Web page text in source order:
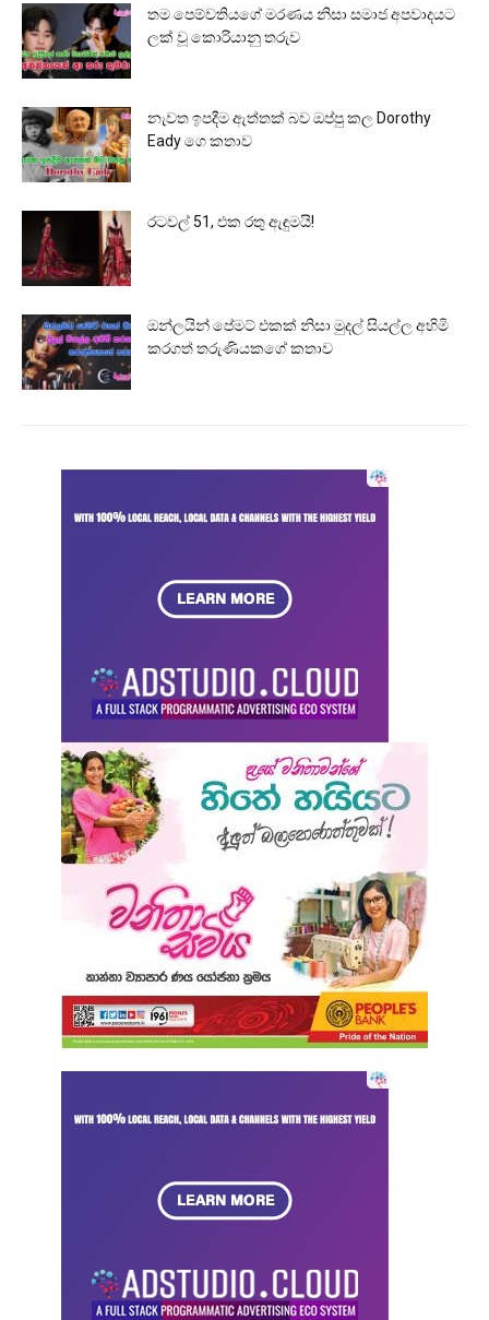
තම පෙම්වතියගේ මරණය නිසා සමාජ අපවාදයට
ලක් වූ කොරියානු තරුව
නැවත ඉපදීම ඇත්තක් බව ඔප්පු කල Dorothy
Eady ගෙ කතාව
රටවල් 51, එක රතු ඇඳුමයි!
ඔන්ලයින් පේමට් එකක් නිසා මුදල් සියල්ල අහිමි
කරගත් තරුණියකගේ කතාව